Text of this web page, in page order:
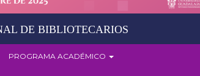
DE BIBLIOTECARIOS
PROGRAMA ACADÉMICO